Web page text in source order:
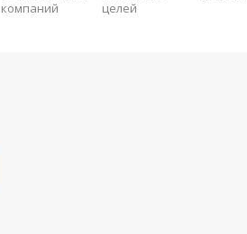
компаний
целей